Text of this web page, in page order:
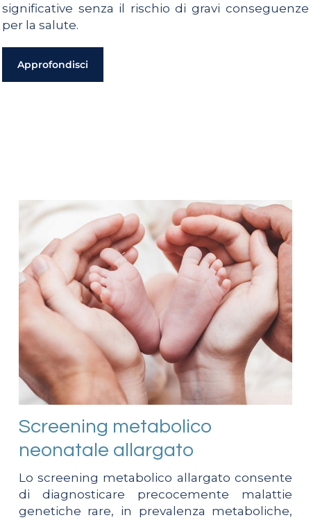
significative senza il rischio di gravi conseguenze
per la salute.
Approfondisci
Screening metabolico
neonatale allargato
Lo screening metabolico allargato consente
di diagnosticare precocemente malattie
genetiche rare, in prevalenza metaboliche,